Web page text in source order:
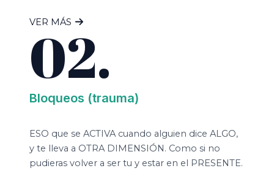
VER MÁS
02.
Bloqueos (trauma)
ESO que se ACTIVA cuando alguien dice ALGO,
y te lleva a OTRA DIMENSIÓN. Como si no
pudieras volver a ser tu y estar en el PRESENTE.